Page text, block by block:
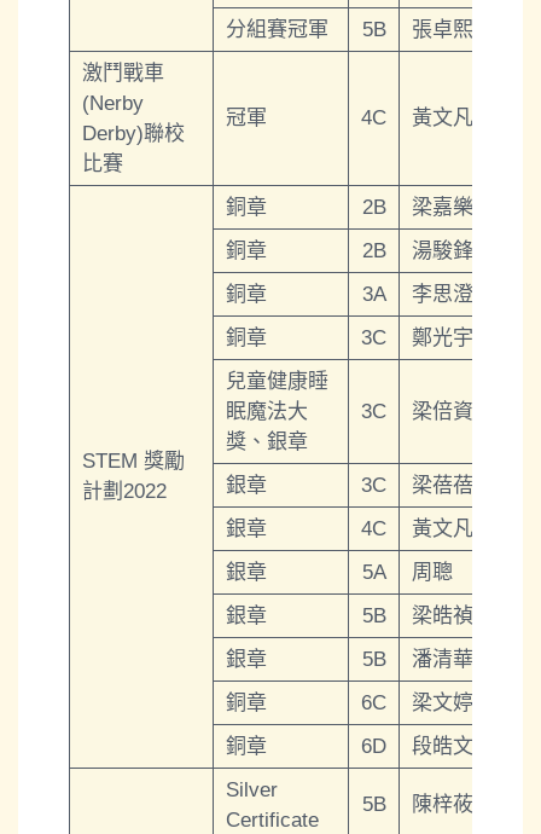
分組賽冠軍 5B
張卓熙
激鬥戰車
(Nerby
Derby)聯校
比賽
冠軍 4C 黃文凡
STEM 獎勵
計劃2022
銅章 2B
梁嘉樂
銅章
2B
湯駿鋒
銅章
3A
李思澄
銅章
3C
鄭光宇
兒童健康睡
眠魔法大
獎、銀章
3C 梁倍資
銀章 3C
梁蓓蓓
銀章
4C
黃文凡
銀章
5A
周聰
銀章
5B
梁皓禎
銀章
5B
潘清華
銅章
6C
梁文婷
銅章
6D 段皓文
Silver
Certificate
5B 陳梓莜